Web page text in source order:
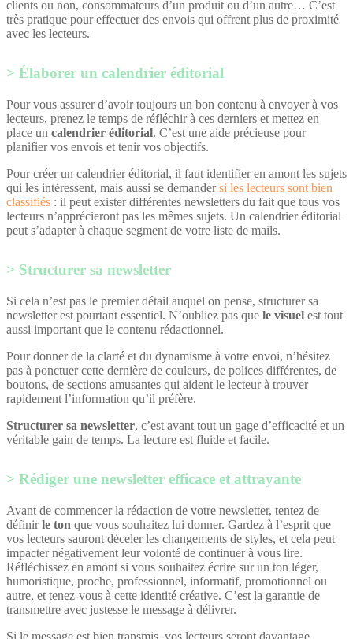
clients ou non, consommateurs d’un produit ou d’un autre… C’est
très pratique pour effectuer des envois qui offrent plus de proximité
avec les lecteurs.
Élaborer un calendrier éditorial
Pour vous assurer d’avoir toujours un bon contenu à envoyer à vos
lecteurs, prenez le temps de réfléchir à ces derniers et mettez en
place un calendrier éditorial. C’est une aide précieuse pour
planifier vos envois et tenir vos objectifs.
Pour créer un calendrier éditorial, il faut identifier en amont les sujets
qui les intéressent, mais aussi se demandersi les lecteurs sont bien
classifiés : il peut exister différentes newsletters du fait que tous vos
lecteurs n’apprécieront pas les mêmes sujets. Un calendrier éditorial
peut s’adapter à chaque segment de votre liste de mails.
Structurer sa newsletter
Si cela n’est pas le premier détail auquel on pense, structurer sa
newsletter est pourtant essentiel. N’oubliez pas que le visuel est tout
aussi important que le contenu rédactionnel.
Pour donner de la clarté et du dynamisme à votre envoi, n’hésitez
pas à ponctuer cette dernière de couleurs, de polices différentes, de
boutons, de sections amusantes qui aident le lecteur à trouver
rapidement l’information qu’il préfère.
Structurer sa newsletter, c’est avant tout un gage d’efficacité et un
véritable gain de temps. La lecture est fluide et facile.
Rédiger une newsletter efficace et attrayante
Avant de commencer la rédaction de votre newsletter, tentez de
définirle ton que vous souhaitez lui donner. Gardez à l’esprit que
vos lecteurs sauront déceler les changements de styles, et cela peut
impacter négativement leur volonté de continuer à vous lire.
Réfléchissez en amont si vous souhaitez écrire sur un ton léger,
humoristique, proche, professionnel, informatif, promotionnel ou
autre, et tenez-vous à cette identité créative. C’est la garantie de
transmettre avec justesse le message à délivrer.
Si le message est bien transmis, vos lecteurs seront davantage